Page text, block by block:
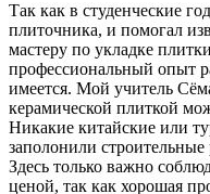
Так как в студенческие
плиточника, и помогал
мастеру по укладке
профессиональный опыт
имеется. Мой учитель
керамической плиткой
Никакие китайские или
заполонили
Здесь только важно
ценой, так как хорошая